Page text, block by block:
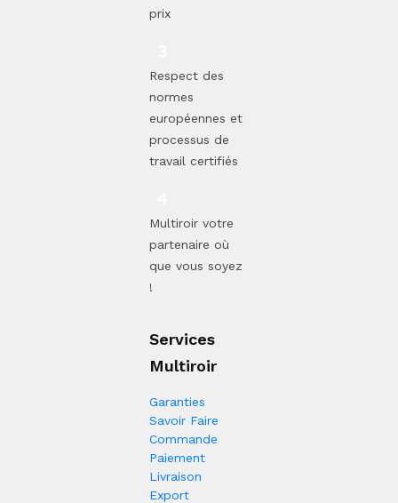
prix
Respect des
normes
européennes et
processus de
travail certifiés
Multiroir votre
partenaire où
que vous soyez
!
Services
Multiroir
Garanties
Savoir Faire
Commande
Paiement
Livraison
Export